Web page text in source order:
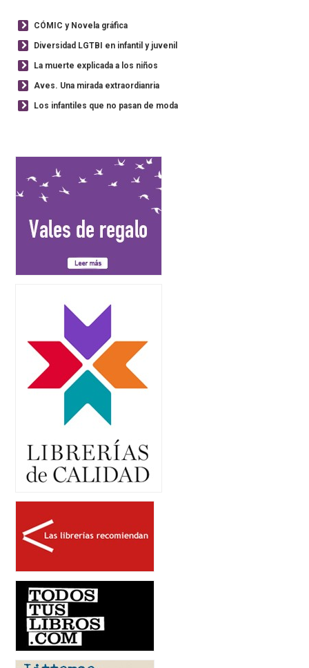
CÓMIC y Novela gráfica
Diversidad LGTBI en infantil y juvenil
La muerte explicada a los niños
Aves. Una mirada extraordianria
Los infantiles que no pasan de moda